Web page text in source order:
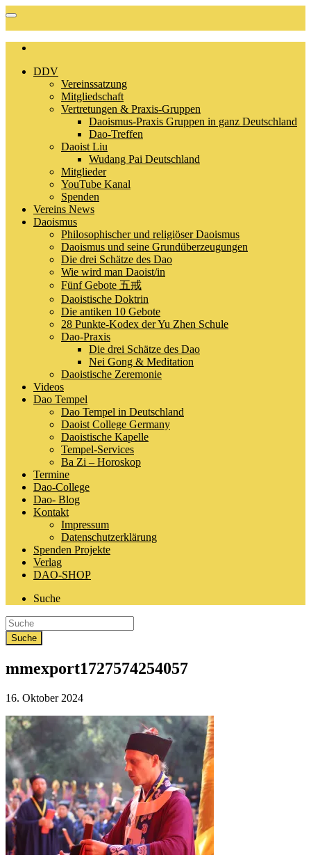
DDV
Vereinssatzung
Mitgliedschaft
Vertretungen & Praxis-Gruppen
Daoismus-Praxis Gruppen in ganz Deutschland
Dao-Treffen
Daoist Liu
Wudang Pai Deutschland
Mitglieder
YouTube Kanal
Spenden
Vereins News
Daoismus
Philosophischer und religiöser Daoismus
Daoismus und seine Grundüberzeugungen
Die drei Schätze des Dao
Wie wird man Daoist/in
Fünf Gebote 五戒
Daoistische Doktrin
Die antiken 10 Gebote
28 Punkte-Kodex der Yu Zhen Schule
Dao-Praxis
Die drei Schätze des Dao
Nei Gong & Meditation
Daoistische Zeremonie
Videos
Dao Tempel
Dao Tempel in Deutschland
Daoist College Germany
Daoistische Kapelle
Tempel-Services
Ba Zi – Horoskop
Termine
Dao-College
Dao- Blog
Kontakt
Impressum
Datenschutzerklärung
Spenden Projekte
Verlag
DAO-SHOP
Suche
mmexport1727574254057
Veröffentlicht
16. Oktober 2024